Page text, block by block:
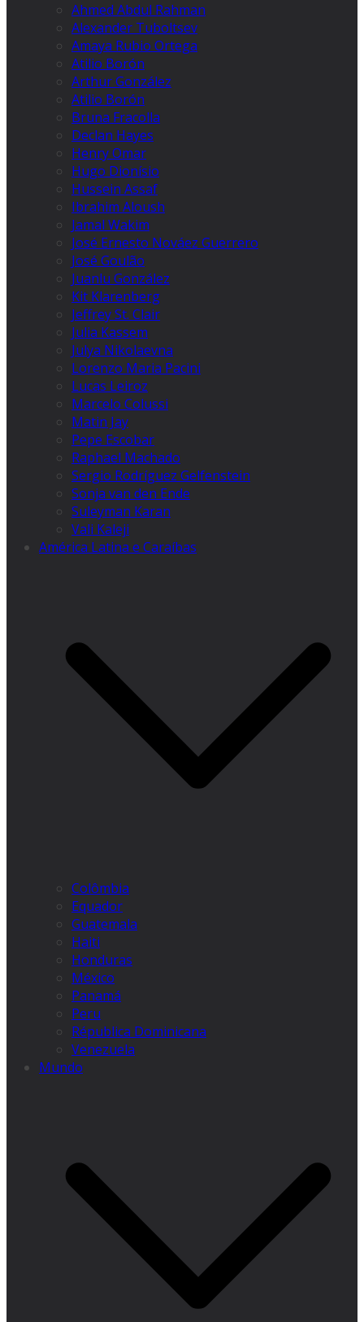
Ahmed Abdul Rahman
Alexander Tuboltsev
Amaya Rubio Ortega
Atilio Borón
Arthur González
Atilio Borón
Bruna Fracolla
Declan Hayes
Henry Omar
Hugo Dionísio
Hussein Assaf
Ibrahim Aloush
Jamal Wakim
José Ernesto Nováez Guerrero
José Goulão
Juanlu González
Kit Klarenberg
Jeffrey St. Clair
Julia Kassem
Julya Nikolaevna
Lorenzo Maria Pacini
Lucas Leiroz
Marcelo Colussi
Matin Jay
Pepe Escobar
Raphael Machado
Sergio Rodríguez Gelfenstein
Sonja van den Ende
Suleyman Karan
Vali Kaleji
América Latina e Caraíbas
Colômbia
Equador
Guatemala
Haiti
Honduras
México
Panamá
Peru
Républica Dominicana
Venezuela
Mundo